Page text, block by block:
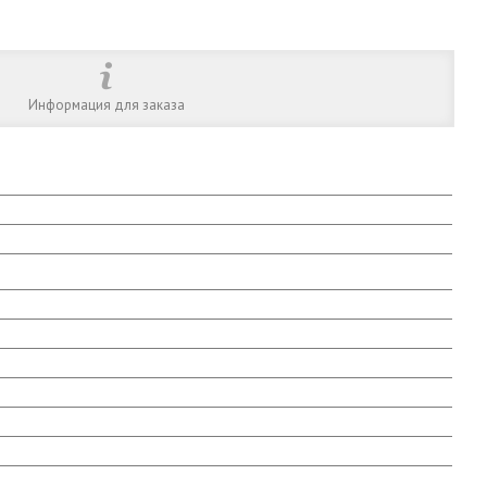
Информация для заказа